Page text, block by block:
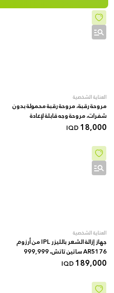
العناية الشخصية
مروحة رقبة، مروحة رقبة محمولة بدون
شفرات، مروحة وجه قابلة لإعادة
بثلاث سرعات مع تدفق هواء بزاوية
360 درجة
18,000
IQD
العناية الشخصية
جهاز إزالة الشعر بالليزر IPL من أرزوم
AR5176 ساتين تاتش، 999,999
نبضة، تبريد، 5 إعدادات للسرعة، وضع 189,000
IQD